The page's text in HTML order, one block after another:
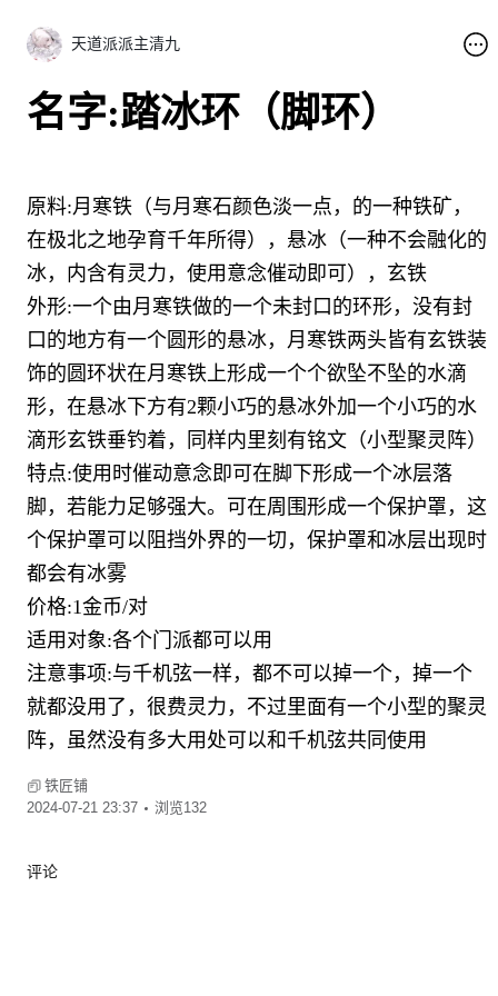
天道派派主清九
名字:踏冰环（脚环）
原料:月寒铁（与月寒石颜色淡一点，的一种铁矿，
在极北之地孕育千年所得），悬冰（一种不会融化的
冰，内含有灵力，使用意念催动即可），玄铁
外形:一个由月寒铁做的一个未封口的环形，没有封
口的地方有一个圆形的悬冰，月寒铁两头皆有玄铁装
饰的圆环状在月寒铁上形成一个个欲坠不坠的水滴
形，在悬冰下方有2颗小巧的悬冰外加一个小巧的水
滴形玄铁垂钓着，同样内里刻有铭文（小型聚灵阵）
特点:使用时催动意念即可在脚下形成一个冰层落
脚，若能力足够强大。可在周围形成一个保护罩，这
个保护罩可以阻挡外界的一切，保护罩和冰层出现时
都会有冰雾
价格:1金币/对
适用对象:各个门派都可以用
注意事项:与千机弦一样，都不可以掉一个，掉一个
就都没用了，很费灵力，不过里面有一个小型的聚灵
阵，虽然没有多大用处可以和千机弦共同使用
铁匠铺
2024-07-21 23:37
浏览132
评论